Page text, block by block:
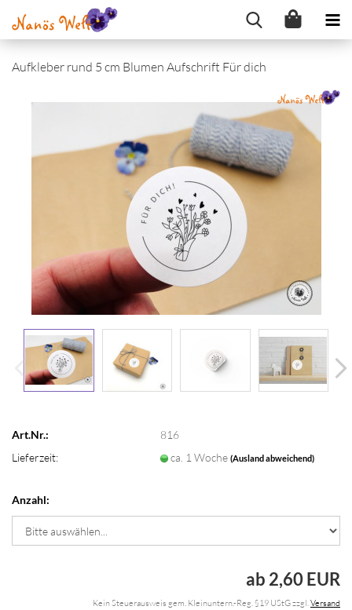
Aufkleber rund 5 cm Blumen Aufschrift Für dich
Art.Nr.:
816
Lieferzeit:
ca. 1 Woche(Ausland abweichend)
Anzahl:
ab 2,60 EUR
Kein Steuerausweis gem. Kleinuntern.-Reg. §19 UStG zzgl.Versand